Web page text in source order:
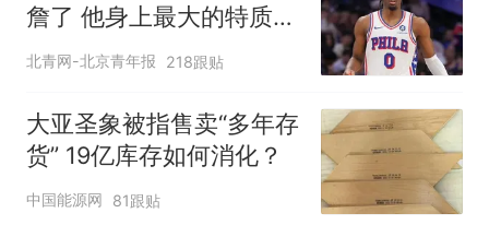
詹了 他身上最大的特质就
是谦逊
北青网-北京青年报 218跟贴
大亚圣象被指售卖“多年存
货” 19亿库存如何消化？
中国能源网 81跟贴